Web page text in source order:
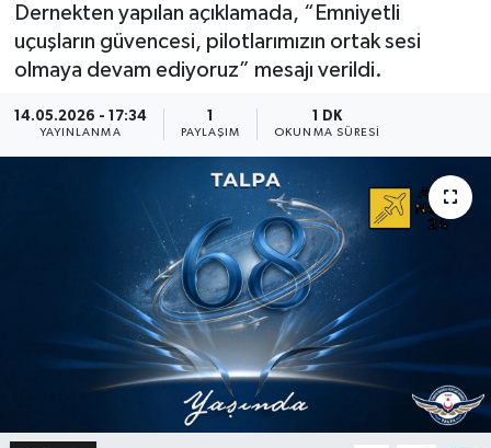
Dernekten yapılan açıklamada, “Emniyetli
uçuşların güvencesi, pilotlarımızın ortak sesi
olmaya devam ediyoruz” mesajı verildi.
14.05.2026 - 17:34
YAYINLANMA PAYLAŞIM
1 DK
OKUNMA SÜRESI